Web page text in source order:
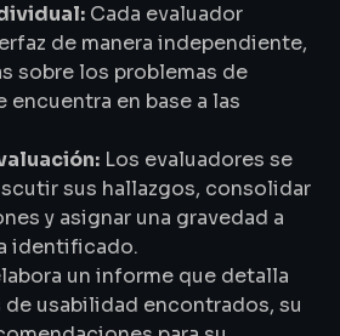
Cada evaluador
de manera independiente,
sobre los problemas de
encuentra en base a las
Los evaluadores se
sus hallazgos, consolidar
y asignar una gravedad a
identificado.
un informe que detalla
usabilidad encontrados, su